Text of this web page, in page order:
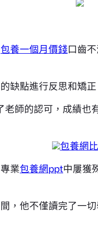
包養一個月價錢口齒
缺點進行反思和矯
師的認可，成績
包養網
業包養網ppt中屢獲
，他不僅讀完了一